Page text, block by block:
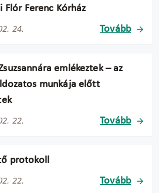
Flór Ferenc Kórház
24. Tovább
emlékeztek – az
munkája előtt
22. Tovább
protokoll
22. Tovább